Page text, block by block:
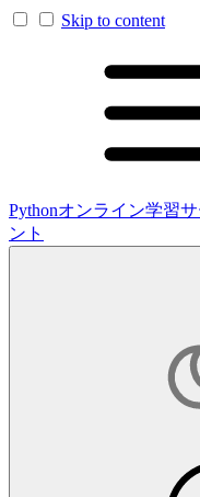
Skip to content
Pythonオンライン学習
ント